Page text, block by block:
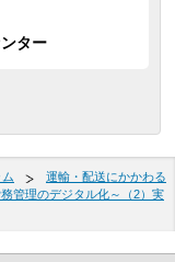
ター
運輸・配送にかかわる
管理のデジタル化～（2）実